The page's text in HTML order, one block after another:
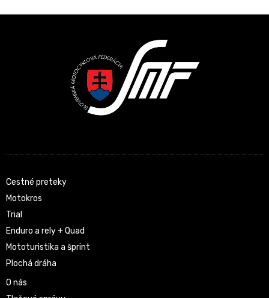
Cestné preteky
Motokros
Trial
Enduro a rely + Quad
Mototuristika a šprint
Plochá dráha
O nás